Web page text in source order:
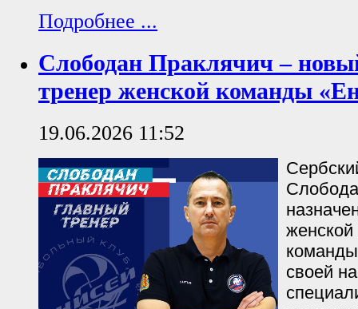
Подробнее ...
Слободан Праклячич –
тренер женской команды
19.06.2026 11:52
своей